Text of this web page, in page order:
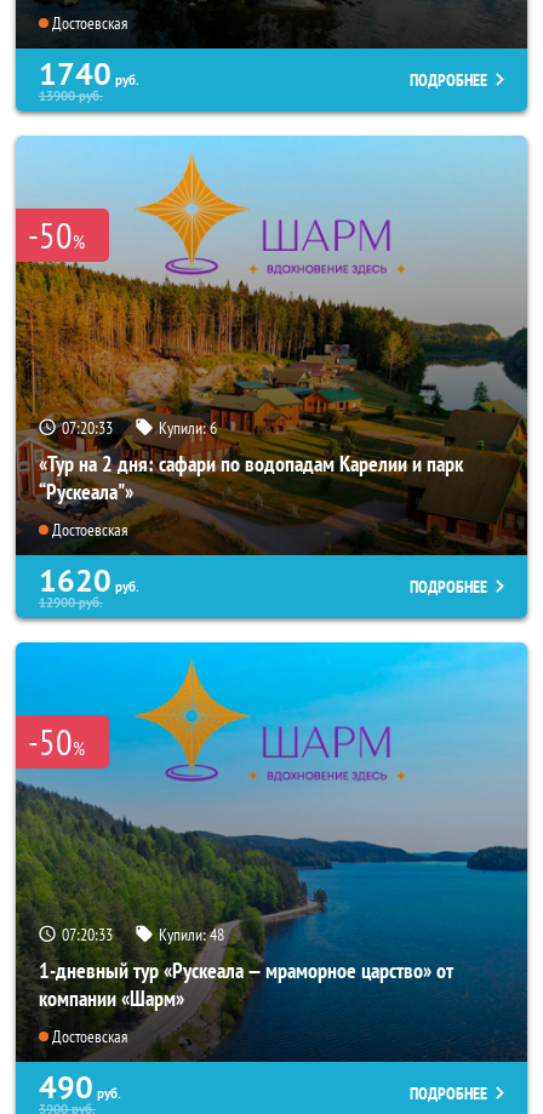
Достоевская
1740 руб.
13900руб.
ПОДРОБНЕЕ
-50%
07:20:31 Купили:6
«Тур на 2 дня: сафари по водопадам Карелии и парк
“Рускеала"»
Достоевская
1620 руб.
12900руб.
ПОДРОБНЕЕ
-50%
07:20:31 Купили:48
1-дневный тур «Рускеала — мраморное царство» от
компании «Шарм»
Достоевская
490 руб.
3900руб.
ПОДРОБНЕЕ